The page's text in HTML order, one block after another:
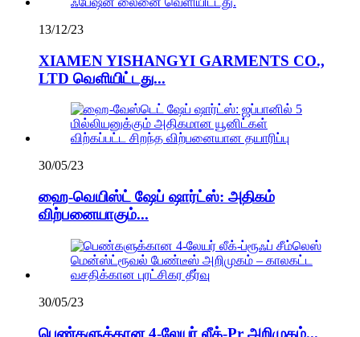
13/12/23
XIAMEN YISHANGYI GARMENTS CO.,
LTD வெளியிட்டது...
30/05/23
ஹை-வெயிஸ்ட் ஷேப் ஷார்ட்ஸ்: அதிகம்
விற்பனையாகும்...
30/05/23
பெண்களுக்கான 4-லேயர் லீக்-Pr அறிமுகம்...